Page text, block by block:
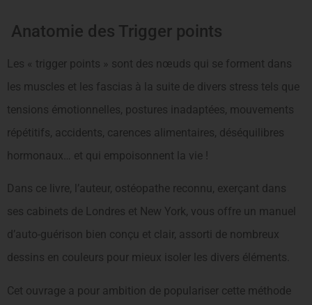
Anatomie des Trigger points
Les « trigger points » sont des nœuds qui se forment dans
les muscles et les fascias à la suite de divers stress tels que
tensions émotionnelles, postures inadaptées, mouvements
répétitifs, accidents, carences alimentaires, déséquilibres
hormonaux… et qui empoisonnent la vie !
Dans ce livre, l’auteur, ostéopathe reconnu, exerçant dans
ses cabinets de Londres et New York, vous offre un manuel
d’auto-guérison bien conçu et clair, assorti de nombreux
dessins en couleurs pour mieux isoler les divers éléments.
Cet ouvrage a pour ambition de populariser cette méthode